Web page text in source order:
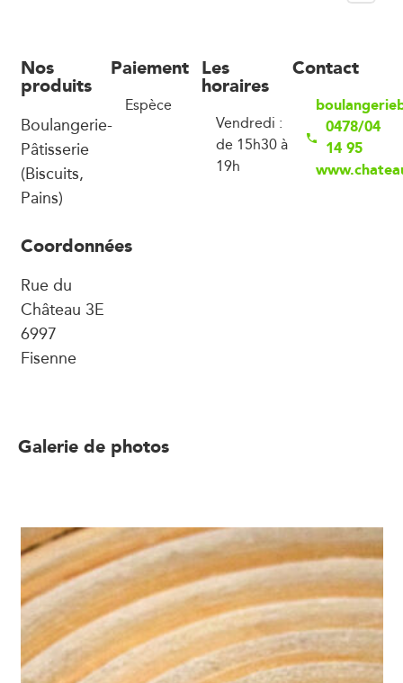
Nos
produits
Boulangerie-
Pâtisserie
(Biscuits,
Pains)
Paiement
Espèce
Les
horaires
Vendredi :
de 15h30 à
19h
Contact
0478/04
14 95
Coordonnées
Rue du
Château 3E
6997
Fisenne
Galerie de photos